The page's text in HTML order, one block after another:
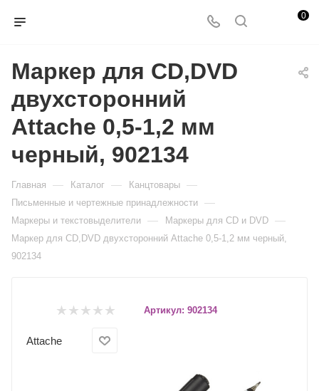
0
Маркер для CD,DVD
двухсторонний
Attache 0,5-1,2 мм
черный, 902134
Главная — Каталог — Канцтовары —
Письменные и чертежные принадлежности —
Маркеры и текстовыделители — Маркеры для CD и DVD —
Маркер для CD,DVD двухсторонний Attache 0,5-1,2 мм черный,
902134
Артикул: 902134
Attache